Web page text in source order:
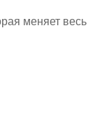
меняет весь